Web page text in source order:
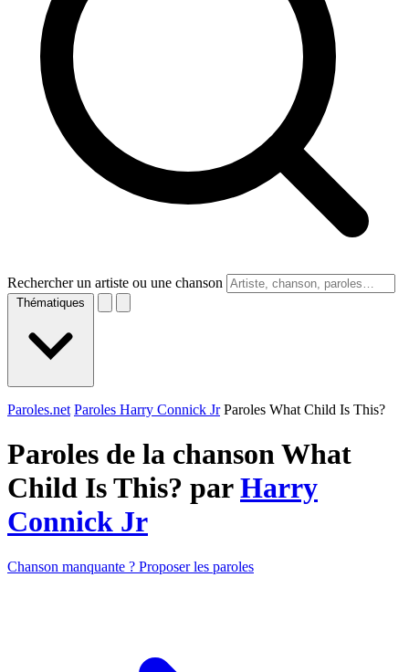
Rechercher un artiste ou une chanson
Thématiques
Paroles.net Paroles Harry Connick Jr Paroles What Child Is This?
Paroles de la chanson What
Child Is This? parHarry
Connick Jr
Chanson manquante ? Proposer les paroles